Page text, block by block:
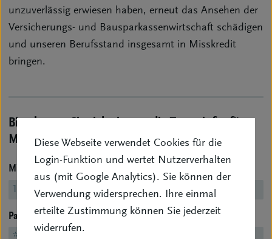
Diese Webseite verwendet Cookies für die
Login-Funktion und wertet Nutzerverhalten
aus (mit Google Analytics). Sie können der
Verwendung widersprechen. Ihre einmal
erteilte Zustimmung können Sie jederzeit
widerrufen.
unzuverlässig erwiesen haben, erneut das Ansehen der
Versicherungs- und Bausparkassenwirtschaft schädigen
und unseren Berufsstand insgesamt in Misskredit
bringen.
Bitte loggen Sie sich ein, um die Zusatzinfos für
Mitglieder einzusehen.
Mitgliedsnr.
Passwort